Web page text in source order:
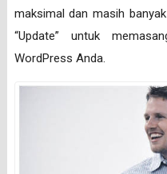
maksimal dan masih
“Update” untuk
WordPress Anda.